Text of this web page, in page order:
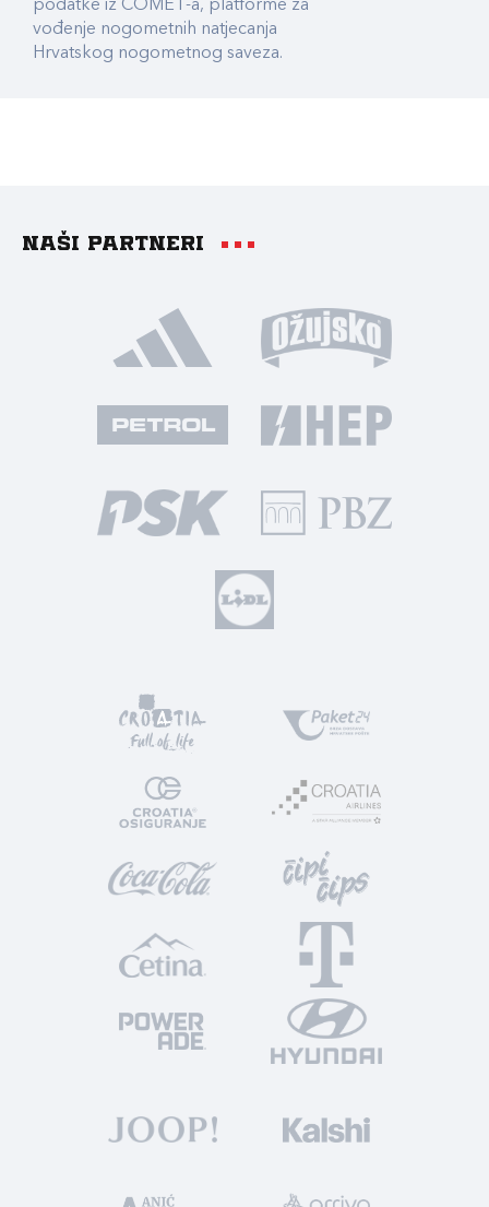
podatke iz COMET-a, platforme za
vođenje nogometnih natjecanja
Hrvatskog nogometnog saveza.
Naši partneri